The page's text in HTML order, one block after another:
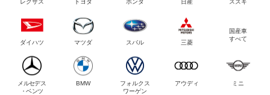
レクサス トヨタ ホンダ 日産 スズキ
ダイハツ マツダ スバル 三菱
国産車
すべて
メルセデス
・ベンツ
BMW
フォルクス
ワーゲン
アウディ ミニ